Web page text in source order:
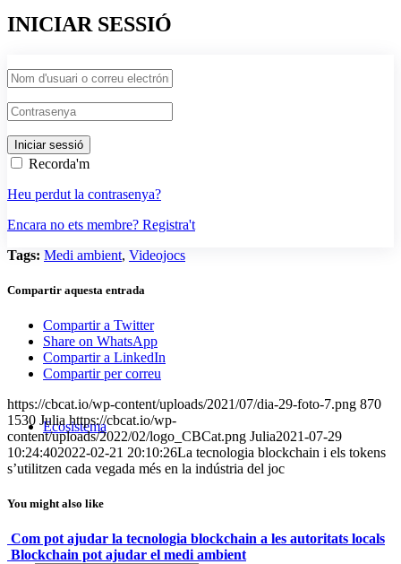
Ecosistema
INICIAR SESSIÓ
Recorda'm
Heu perdut la contrasenya?
Encara no ets membre? Registra't
Tags: Medi ambient, Videojocs
Compartir aquesta entrada
Compartir a Twitter
Share on WhatsApp
Compartir a LinkedIn
Compartir per correu
https://cbcat.io/wp-content/uploads/2021/07/dia-29-foto-7.png 870
1530 Julia https://cbcat.io/wp-
content/uploads/2022/02/logo_CBCat.png Julia2021-07-29
10:24:402022-02-21 20:10:26La tecnologia blockchain i els tokens
s’utilitzen cada vegada més en la indústria del joc
You might also like
Com pot ajudar la tecnologia blockchain a les autoritats locals
Blockchain pot ajudar el medi ambient